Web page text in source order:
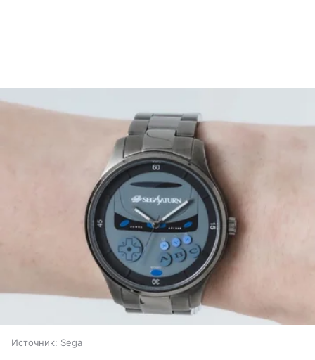
Источник: Sega